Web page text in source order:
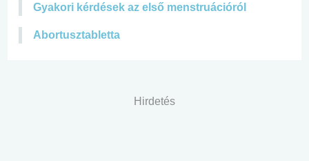
Gyakori kérdések az első menstruációról
Abortusztabletta
Hirdetés